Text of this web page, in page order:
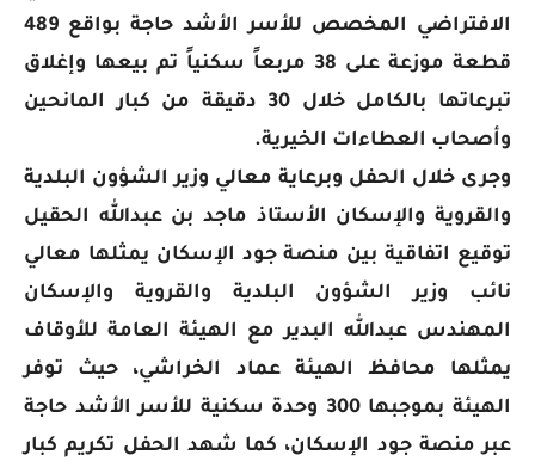
الافتراضي المخصص للأسر الأشد حاجة بواقع 489
قطعة موزعة على 38 مربعاً سكنياً تم بيعها وإغلاق
تبرعاتها بالكامل خلال 30 دقيقة من كبار المانحين
وأصحاب العطاءات الخيرية.
وجرى خلال الحفل وبرعاية معالي وزير الشؤون البلدية
والقروية والإسكان الأستاذ ماجد بن عبدالله الحقيل
توقيع اتفاقية بين منصة جود الإسكان يمثلها معالي
نائب وزير الشؤون البلدية والقروية والإسكان
المهندس عبدالله البدير مع الهيئة العامة للأوقاف
يمثلها محافظ الهيئة عماد الخراشي، حيث توفر
الهيئة بموجبها 300 وحدة سكنية للأسر الأشد حاجة
عبر منصة جود الإسكان، كما شهد الحفل تكريم كبار